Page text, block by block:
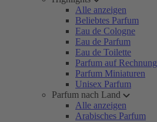
Alle anzeigen
Beliebtes Parfum
Eau de Cologne
Eau de Parfum
Eau de Toilette
Parfum auf Rechnung
Parfum Miniaturen
Unisex Parfum
Parfum nach Land
Alle anzeigen
Arabisches Parfum